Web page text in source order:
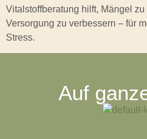
Vitalstoffberatung hilft, Mängel
Versorgung zu verbessern – für
Stress.
Auf